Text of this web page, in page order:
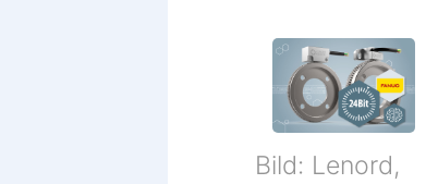
Bild: Lenord,